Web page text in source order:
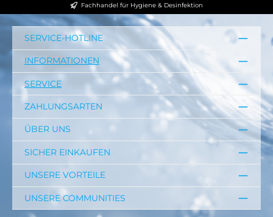
Fachhandel für Hygiene & Desinfektion
SERVICE-HOTLINE
INFORMATIONEN
SERVICE
ZAHLUNGSARTEN
ÜBER UNS
SICHER EINKAUFEN
UNSERE VORTEILE
UNSERE COMMUNITIES